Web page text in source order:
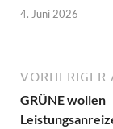
4. Juni 2026
VORHERIGER
GRÜNE wollen